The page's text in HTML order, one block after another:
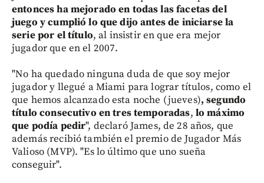
entonces ha mejorado en todas las facetas del
juego y cumplió lo que dijo antes de iniciarse la
serie por el título, al insistir en que era mejor
jugador que en el 2007.
"No ha quedado ninguna duda de que soy mejor
jugador y llegué a Miami para lograr títulos, como el
que hemos alcanzado esta noche (jueves), segundo
título consecutivo en tres temporadas, lo máximo
que podía pedir", declaró James, de 28 años, que
además recibió también el premio de Jugador Más
Valioso (MVP). "Es lo último que uno sueña
conseguir".